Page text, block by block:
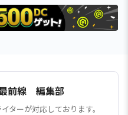
前線 編集部
ターが対応しております。